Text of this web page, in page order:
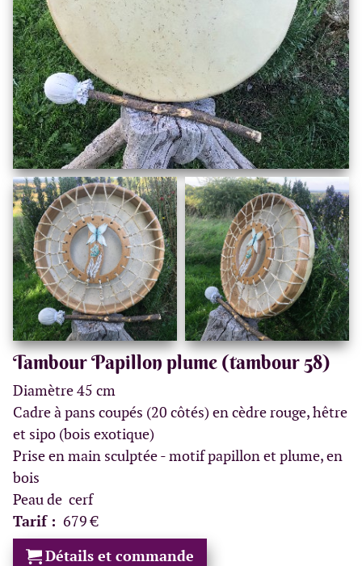
Tambour Papillon plume (tambour 58)
Diamètre 45 cm
Cadre à pans coupés (20 côtés) en cèdre rouge, hêtre
et sipo (bois exotique)
Prise en main sculptée - motif papillon et plume, en
bois
Peau de cerf
Tarif : 679 €
Détails et commande